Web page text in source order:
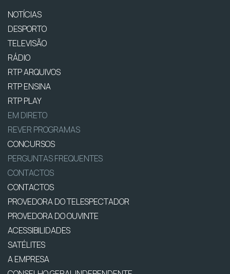
NOTÍCIAS
DESPORTO
TELEVISÃO
RÁDIO
RTP ARQUIVOS
RTP ENSINA
RTP PLAY
EM DIRETO
REVER PROGRAMAS
CONCURSOS
PERGUNTAS FREQUENTES
CONTACTOS
CONTACTOS
PROVEDORA DO TELESPECTADOR
PROVEDORA DO OUVINTE
ACESSIBILIDADES
SATÉLITES
A EMPRESA